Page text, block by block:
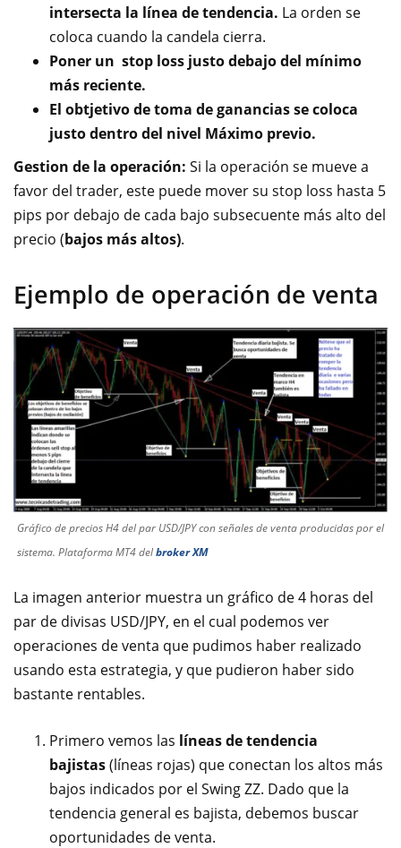
intersecta la línea de tendencia. La orden se
coloca cuando la candela cierra.
Poner un stop loss justo debajo del mínimo
más reciente.
El obtjetivo de toma de ganancias se coloca
justo dentro del nivel Máximo previo.
Gestion de la operación: Si la operación se mueve a
favor del trader, este puede mover su stop loss hasta 5
pips por debajo de cada bajo subsecuente más alto del
precio (bajos más altos).
Ejemplo de operación de venta
Gráfico de precios H4 del par USD/JPY con señales de venta producidas por el
sistema. Plataforma MT4 delbroker XM
La imagen anterior muestra un gráfico de 4 horas del
par de divisas USD/JPY, en el cual podemos ver
operaciones de venta que pudimos haber realizado
usando esta estrategia, y que pudieron haber sido
bastante rentables.
Primero vemos las líneas de tendencia
bajistas(líneas rojas) que conectan los altos más
bajos indicados por el Swing ZZ. Dado que la
tendencia general es bajista, debemos buscar
oportunidades de venta.